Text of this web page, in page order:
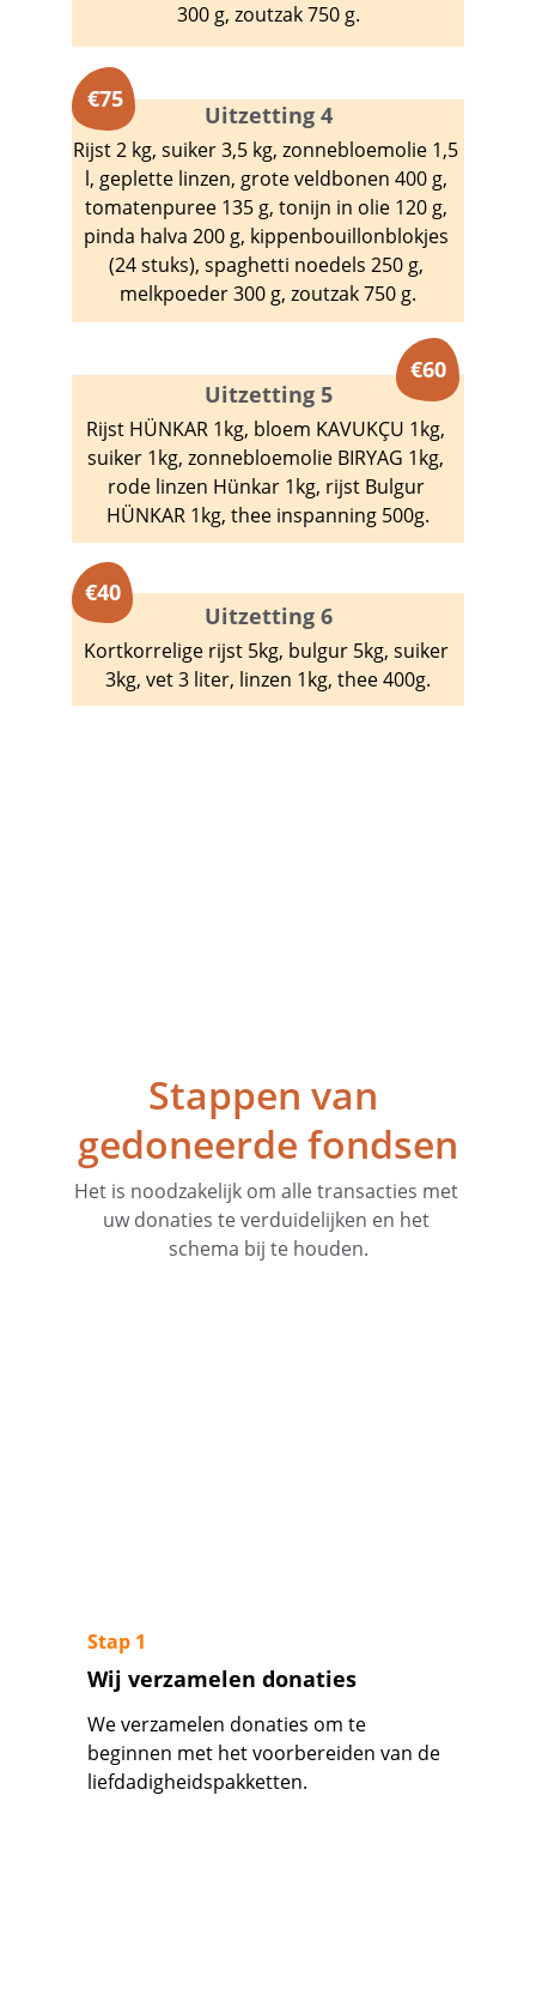
300 g, zoutzak 750 g.
Uitzetting 4
€75
Rijst 2 kg, suiker 3,5 kg, zonnebloemolie 1,5
l, geplette linzen, grote veldbonen 400 g,
tomatenpuree 135 g, tonijn in olie 120 g,
pinda halva 200 g, kippenbouillonblokjes
(24 stuks), spaghetti noedels 250 g,
melkpoeder 300 g, zoutzak 750 g.
Uitzetting 5
Rijst HÜNKAR 1kg, bloem KAVUKÇU 1kg,
suiker 1kg, zonnebloemolie BIRYAG 1kg,
rode linzen Hünkar 1kg, rijst Bulgur
HÜNKAR 1kg, thee inspanning 500g.
€60
€40
Uitzetting 6
Kortkorrelige rijst 5kg, bulgur 5kg, suiker
3kg, vet 3 liter, linzen 1kg, thee 400g.
Stappen van
gedoneerde fondsen
Het is noodzakelijk om alle transacties met
uw donaties te verduidelijken en het
schema bij te houden.
Stap 1
Wij verzamelen donaties
We verzamelen donaties om te
beginnen met het voorbereiden van de
liefdadigheidspakketten.